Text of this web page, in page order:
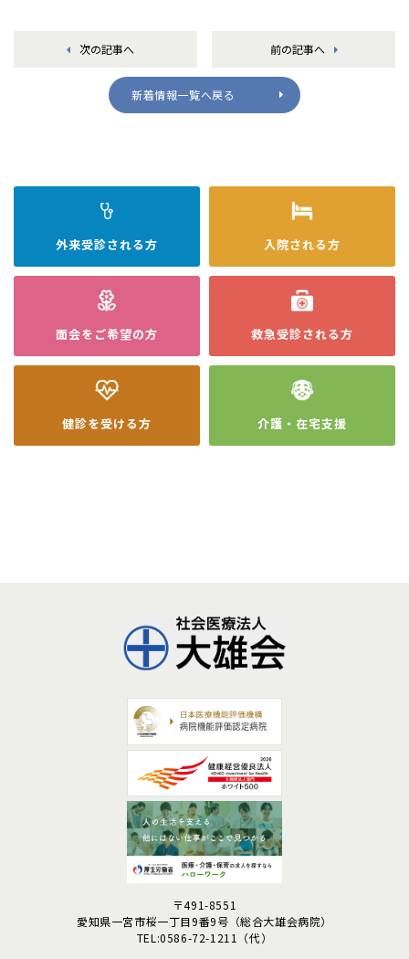
次の記事へ
新着情報一覧へ戻る
前の記事へ
外来受診される方 入院される方
面会を ご希望の方 救急受診される方
健診を受ける方 介護・在宅支援
〒491-8551
愛知県一宮市桜一丁目9番9号 （総合大雄会病院）
TEL:0586-72-1211（代）